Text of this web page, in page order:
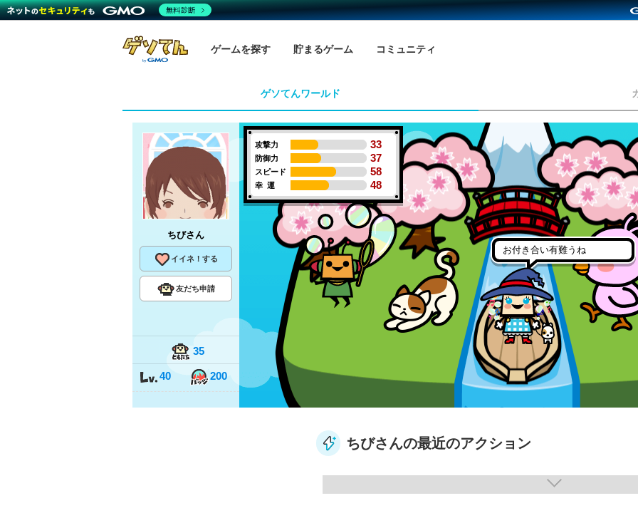
ゲームを探す 貯まるゲーム コミュニティ
ゲソてんワールド
ちびさん
イイネ！する
友だち申請
35
40 200
攻撃力 33
防御力 37
スピード 58
幸 運 48
お付き合い有難うね
ちびさんの最近のアクション
無料診断